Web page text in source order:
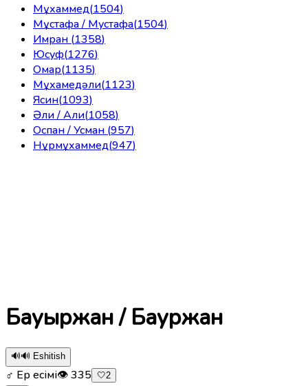
Мұхаммед(1504)
Мұстафа / Мустафа(1504)
Имран (1358)
Юсуф(1276)
Омар(1135)
Мұхамедәли(1123)
Ясин(1093)
Әли / Али(1058)
Оспан / Усман (957)
Нұрмұхаммед(947)
Бауыржан / Бауржан
🔊🔊 Eshitish
♂ Ер есімі👁335 🤍2